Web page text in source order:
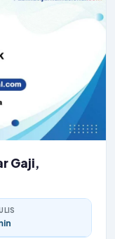
Gaji,